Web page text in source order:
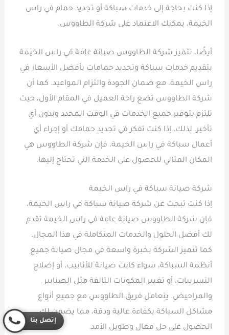
إذا كنت بحاجة إلى خدمات سباكة أو تجديد حمام في راس
الخيمة، يمكنك الاعتماد على شركة الطاووس.
أيضًا، تتميز شركة الطاووس صيانة عامة في راس الخيمة
بتقديم خدمات سباكة وتجديد حمامات بأفضل الأسعار في
راس الخيمة، مع ضمان الجودة والتزام المواعيد. كما أن
شركة الطاووس تضع راحة العميل في المقام الأول، حيث
تلتزم بتوفير جميع الخدمات في الوقت المحدد وبدون أي
تأخير. لذلك، إذا كنت تفكر في تجديد حمامك أو إجراء أي
أعمال سباكة في راس الخيمة، فإن شركة الطاووس هي
المكان المثالي للحصول على الخدمة التي تحتاج إليها.
شركة صيانة سباكة في راس الخيمة
إذا كنت تبحث عن شركة صيانة سباكة في راس الخيمة،
فإن شركة الطاووس صيانة عامة في راس الخيمة تقدم
لك أفضل الحلول والخدمات المتكاملة في هذا المجال.
كما تتميز الشركة بخبرة واسعة في مجال صيانة جميع
أنظمة السباكة، سواء كانت صيانة للأنابيب، أو إصلاح
التسريبات، أو تغيير المكونات التالفة مثل الصنابير
والمراحيض. يتعامل فريق الطاووس مع جميع أنواع
مشاكل السباكة بكفاءة عالية ودقة، مما يضمن لك
الحصول على حل فعال وطويل الأمد.
إتصل بنا